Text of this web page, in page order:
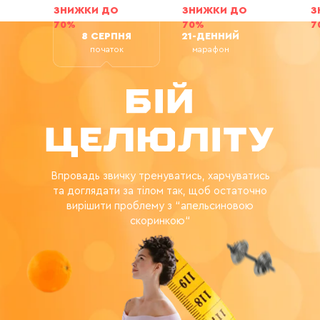
8 СЕРПНЯ
початок марафон
21-ДЕННИЙ
ЗНИЖКИ ДО
70%
ЗНИЖКИ ДО
70%
Впровадь звичку тренуватись, харчуватись
та доглядати за тілом так, щоб остаточно
вирішити проблему з “апельсиновою
скоринкою“